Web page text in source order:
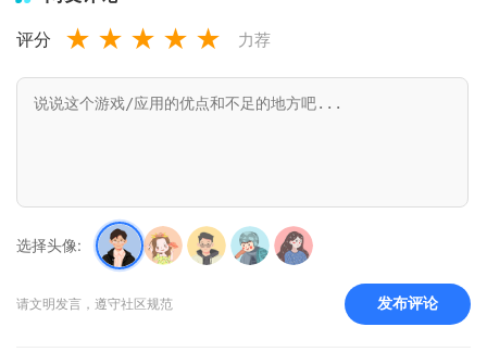
评分 ★ ★ ★ ★ ★ 力荐
选择头像:
请文明发言，遵守社区规范 发布评论